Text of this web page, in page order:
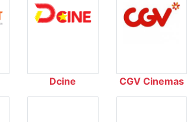
Dcine CGV Cinemas